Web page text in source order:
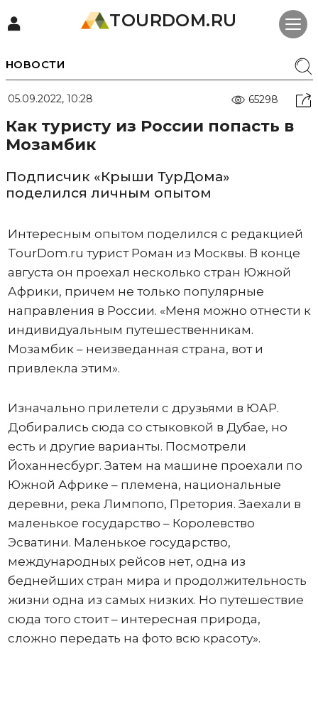
TOURDOM.RU
НОВОСТИ
05.09.2022, 10:28 65298
Как туристу из России попасть в
Мозамбик
Подписчик «Крыши ТурДома»
поделился личным опытом
Интересным опытом поделился с редакцией
TourDom.ru турист Роман из Москвы. В конце
августа он проехал несколько стран Южной
Африки, причем не только популярные
направления в России. «Меня можно отнести к
индивидуальным путешественникам.
Мозамбик – неизведанная страна, вот и
привлекла этим».
Изначально прилетели с друзьями в ЮАР.
Добирались сюда со стыковкой в Дубае, но
есть и другие варианты. Посмотрели
Йоханнесбург. Затем на машине проехали по
Южной Африке – племена, национальные
деревни, река Лимпопо, Претория. Заехали в
маленькое государство – Королевство
Эсватини. Маленькое государство,
международных рейсов нет, одна из
беднейших стран мира и продолжительность
жизни одна из самых низких. Но путешествие
сюда того стоит – интересная природа,
сложно передать на фото всю красоту».